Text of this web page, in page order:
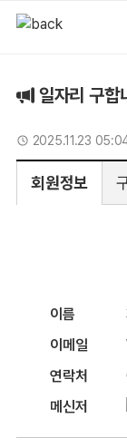
일자리 구합
2025.11.23
회원정보
이름
이메일
연락처
메신저